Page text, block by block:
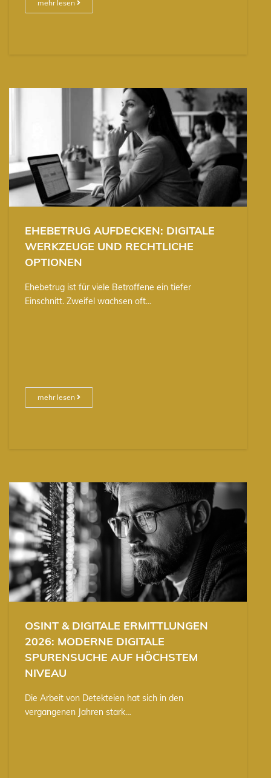
mehr lesen
EHEBETRUG AUFDECKEN: DIGITALE
WERKZEUGE UND RECHTLICHE
OPTIONEN
Ehebetrug ist für viele Betroffene ein tiefer
Einschnitt. Zweifel wachsen oft…
mehr lesen
OSINT & DIGITALE ERMITTLUNGEN
2026: MODERNE DIGITALE
SPURENSUCHE AUF HÖCHSTEM
NIVEAU
Die Arbeit von Detekteien hat sich in den
vergangenen Jahren stark…